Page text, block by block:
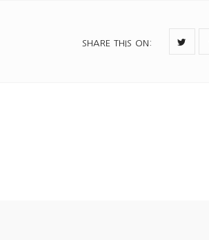
SHARE THIS ON :